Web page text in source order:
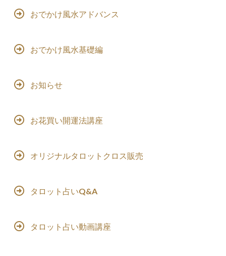
おでかけ風水アドバンス
おでかけ風水基礎編
お知らせ
お花買い開運法講座
オリジナルタロットクロス販売
タロット占いQ&A
タロット占い動画講座